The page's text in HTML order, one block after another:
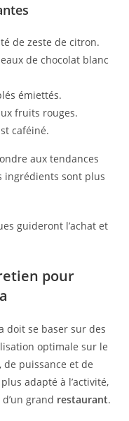
de zeste de citron.
de chocolat blanc
émiettés.
fruits rouges.
caféiné.
aux tendances
ingrédients sont plus
guideront l’achat et
pour
doit se baser sur des
optimale sur le
puissance et de
adapté à l’activité,
grand restaurant.